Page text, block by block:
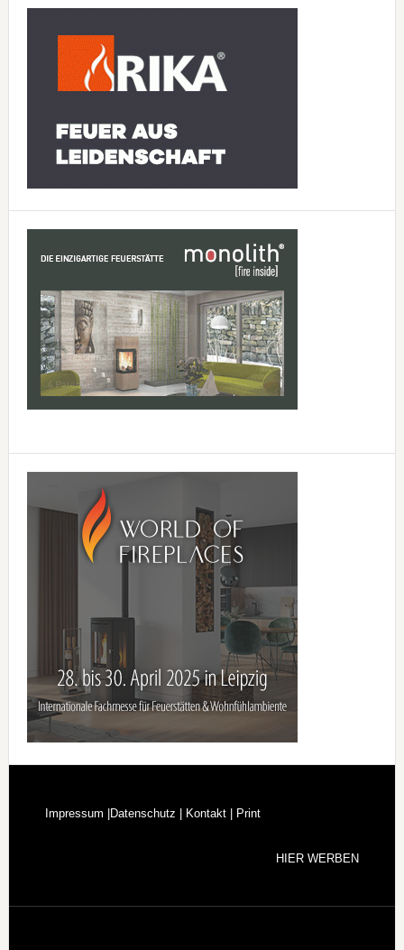
Footer
Impressum | Datenschutz | Kontakt | Print
HIER WERBEN